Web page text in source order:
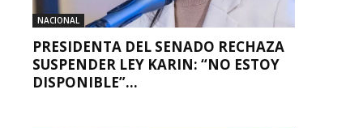
NACIONAL
PRESIDENTA DEL SENADO RECHAZA
SUSPENDER LEY KARIN: “NO ESTOY
DISPONIBLE”...